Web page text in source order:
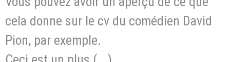
cela donne sur le cv du comédien David
Pion, par exemple.